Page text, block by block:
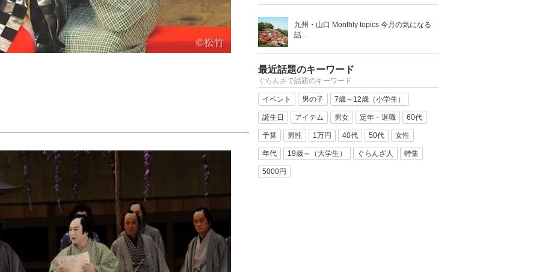
九州・山口 Monthly topics 今月の気になる
話...
最近話題のキーワード
ぐらんざで話題のキーワード
イベント 男の子 7歳～12歳（小学生）
誕生日 アイテム 男女 定年・退職 60代
予算 男性 1万円 40代 50代 女性
年代 19歳～（大学生） ぐらんざ人 特集
5000円